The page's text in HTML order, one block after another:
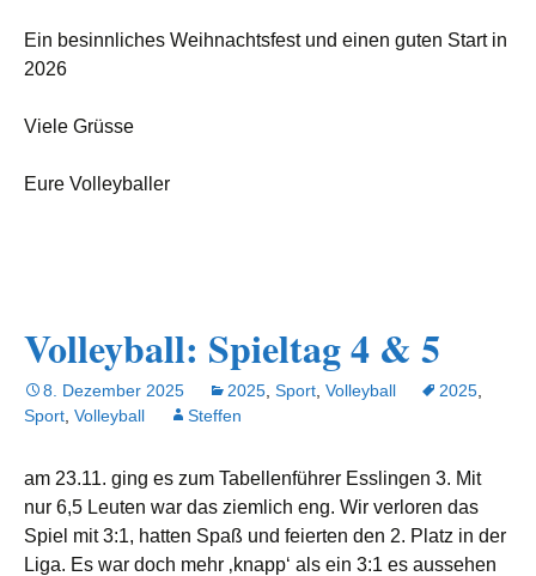
Ein besinnliches Weihnachtsfest und einen guten Start in
2026
Viele Grüsse
Eure Volleyballer
Volleyball: Spieltag 4 & 5
8. Dezember 2025 2025 Sport Volleyball 2025
Sport Volleyball Steffen
am 23.11. ging es zum Tabellenführer Esslingen 3. Mit
nur 6,5 Leuten war das ziemlich eng. Wir verloren das
Spiel mit 3:1, hatten Spaß und feierten den 2. Platz in der
Liga. Es war doch mehr ‚knapp‘ als ein 3:1 es aussehen